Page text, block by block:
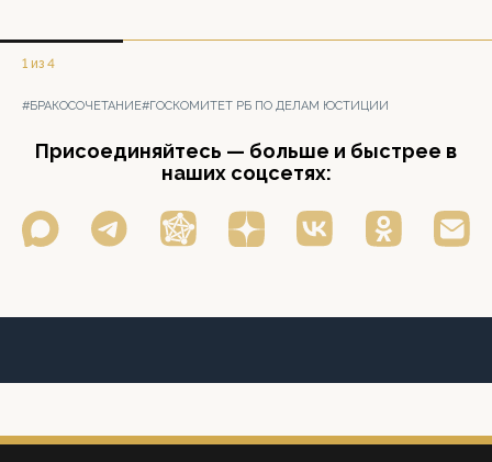
1 из 4
#БРАКОСОЧЕТАНИЕ#ГОСКОМИТЕТ РБ ПО ДЕЛАМ ЮСТИЦИИ
Присоединяйтесь — больше и быстрее в
наших соцсетях: